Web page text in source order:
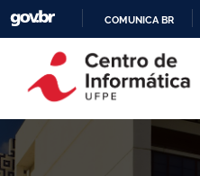
COMUNICA BR